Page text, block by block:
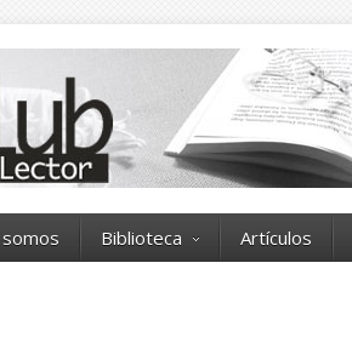
Biblioteca Artículos